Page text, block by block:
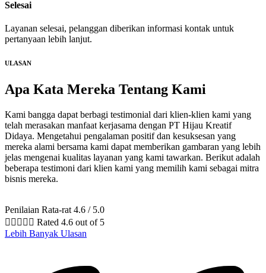
Selesai
Layanan selesai, pelanggan diberikan informasi kontak untuk
pertanyaan lebih lanjut.
ULASAN
Apa Kata Mereka Tentang Kami
Kami bangga dapat berbagi testimonial dari klien-klien kami yang
telah merasakan manfaat kerjasama dengan PT Hijau Kreatif
Didaya. Mengetahui pengalaman positif dan kesuksesan yang
mereka alami bersama kami dapat memberikan gambaran yang lebih
jelas mengenai kualitas layanan yang kami tawarkan. Berikut adalah
beberapa testimoni dari klien kami yang memilih kami sebagai mitra
bisnis mereka.
Penilaian Rata-rat 4.6 / 5.0
     Rated 4.6 out of 5
Lebih Banyak Ulasan